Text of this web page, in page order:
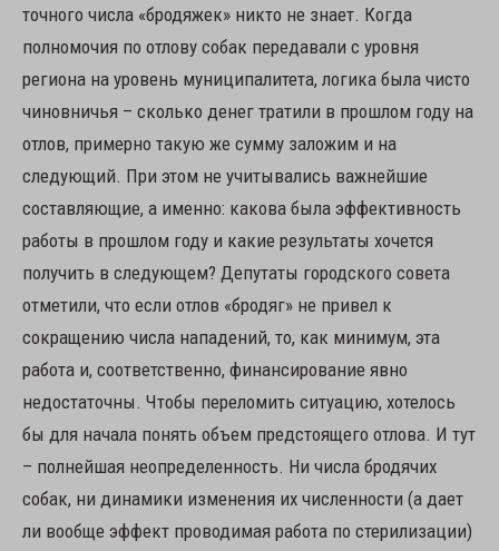
точного числа «бродяжек» никто не знает. Когда
полномочия по отлову собак передавали с уровня
региона на уровень муниципалитета, логика была чисто
чиновничья – сколько денег тратили в прошлом году на
отлов, примерно такую же сумму заложим и на
следующий. При этом не учитывались важнейшие
составляющие, а именно: какова была эффективность
работы в прошлом году и какие результаты хочется
получить в следующем? Депутаты городского совета
отметили, что если отлов «бродяг» не привел к
сокращению числа нападений, то, как минимум, эта
работа и, соответственно, финансирование явно
недостаточны. Чтобы переломить ситуацию, хотелось
бы для начала понять объем предстоящего отлова. И тут
– полнейшая неопределенность. Ни числа бродячих
собак, ни динамики изменения их численности (а дает
ли вообще эффект проводимая работа по стерилизации)